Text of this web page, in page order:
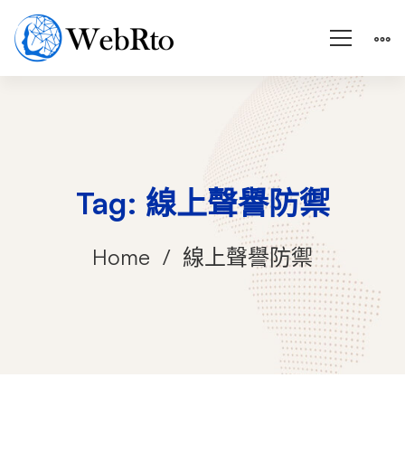
Tag: 線上聲譽防禦
Home 線上聲譽防禦